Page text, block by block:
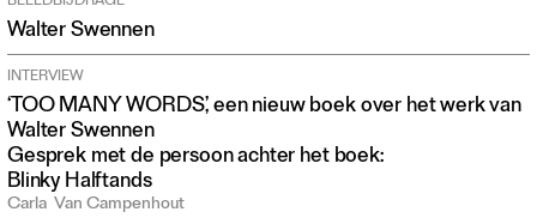
Walter Swennen
INTERVIEW
‘TOO MANY WORDS’, een nieuw boek over het werk van
Walter Swennen
Gesprek met de persoon achter het boek:
Blinky Halftands
Carla Van Campenhout